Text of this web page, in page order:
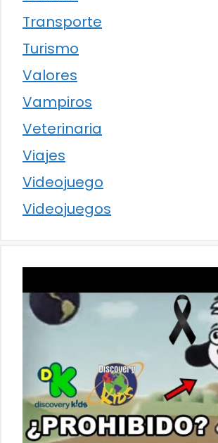
Transporte
Turismo
Valores
Vampiros
Veterinaria
Viajes
Videojuego
Videojuegos